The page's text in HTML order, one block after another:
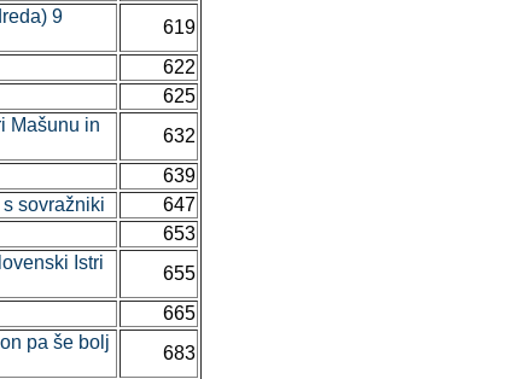
9
619
622
625
Mašunu in
632
639
sovražniki
647
653
Istri
655
665
pa še bolj
683